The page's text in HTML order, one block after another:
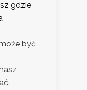
gdzie
być